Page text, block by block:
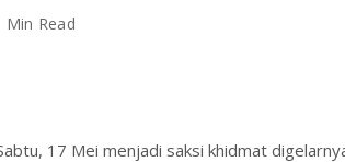
Min Read
17 Mei menjadi saksi khidmat